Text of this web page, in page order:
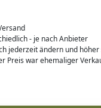
- je nach Anbieter
jederzeit ändern und höher
Preis war ehemaliger